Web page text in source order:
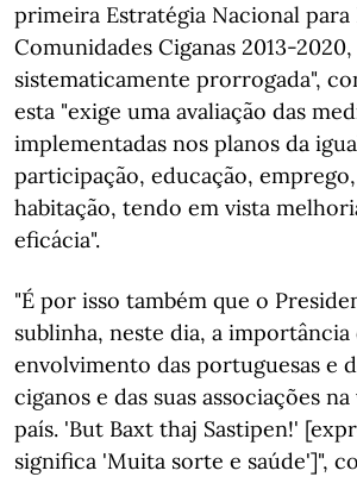
primeira Estratégia Nacional para
Comunidades Ciganas 2013-
sistematicamente prorrogada",
esta "exige uma avaliação das
implementadas nos planos da
participação, educação,
habitação, tendo em vista
eficácia".
"É por isso também que o
sublinha, neste dia, a importância
envolvimento das portuguesas e
ciganos e das suas associações
país. 'But Baxt thaj Sastipen!'
significa 'Muita sorte e saúde']",